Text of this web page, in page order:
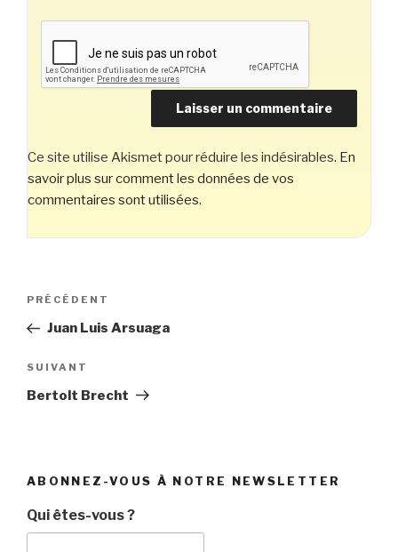
Ce site utilise Akismet pour réduire les indésirables. En
savoir plus sur comment les données de vos
commentaires sont utilisées.
Navigation
l’article
Article
précédent
PRÉCÉDENT
Juan Luis Arsuaga
Article
suivant
SUIVANT
Bertolt Brecht
ABONNEZ-VOUS À NOTRE NEWSLETTER
Qui êtes-vous ?